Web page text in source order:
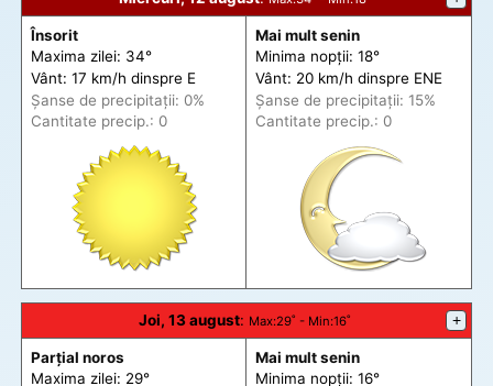
Însorit
Maxima zilei: 34°
Vânt: 17 km/h dinspre E
Șanse de precipitații: 0%
Cantitate precip.: 0
Mai mult senin
Minima nopții: 18°
Vânt: 20 km/h dinspre ENE
Șanse de precipitații: 15%
Cantitate precip.: 0
Joi, 13 august: Max:29˚ - Min:16˚ +
Parțial noros
Maxima zilei: 29°
Mai mult senin
Minima nopții: 16°